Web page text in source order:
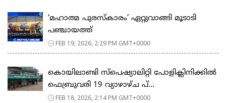
‘മഹാത്മ പുരസ്കാരം’ ഏറ്റുവാങ്ങി മൂടാടി
പഞ്ചായത്ത്
FEB 19, 2026, 2:29 PM GMT+0000
കൊയിലാണ്ടി സ്പെഷ്യാലിറ്റി പോളിക്ലിനിക്കിൽ
ഫെബ്രുവരി 19 വ്യാഴാഴ്ച പ്...
FEB 18, 2026, 2:14 PM GMT+0000